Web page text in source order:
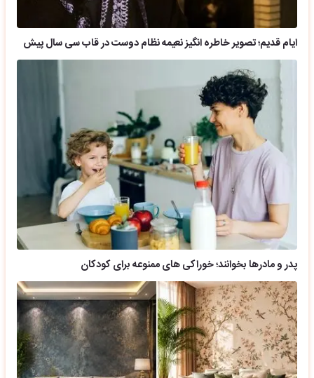
ایام قدیم؛ تصویر خاطره انگیز نعیمه نظام دوست در قاب سی سال پیش
پدر و مادرها بخوانند؛ خوراکی های ممنوعه برای کودکان